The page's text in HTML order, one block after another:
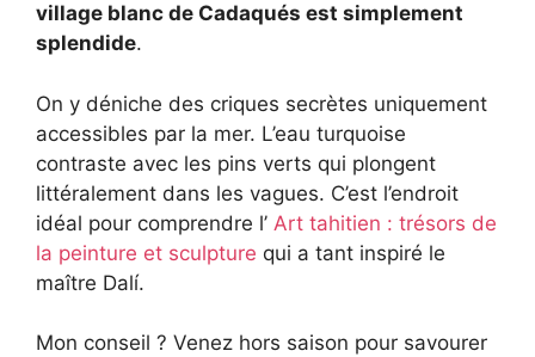
village blanc de Cadaqués est simplement
splendide.
On y déniche des criques secrètes uniquement
accessibles par la mer. L’eau turquoise
contraste avec les pins verts qui plongent
littéralement dans les vagues. C’est l’endroit
idéal pour comprendre l’ Art tahitien : trésors de
la peinture et sculpture qui a tant inspiré le
maître Dalí.
Mon conseil ? Venez hors saison pour savourer